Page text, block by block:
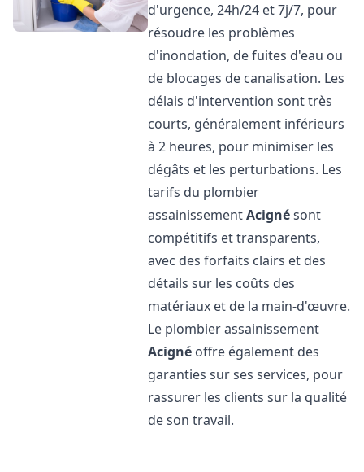
d'urgence, 24h/24 et 7j/7, pour
résoudre les problèmes
d'inondation, de fuites d'eau ou
de blocages de canalisation. Les
délais d'intervention sont très
courts, généralement inférieurs
à 2 heures, pour minimiser les
dégâts et les perturbations. Les
tarifs du plombier
assainissementAcignésont
compétitifs et transparents,
avec des forfaits clairs et des
détails sur les coûts des
matériaux et de la main-d'œuvre.
Le plombier assainissement
Acigné offre également des
garanties sur ses services, pour
rassurer les clients sur la qualité
de son travail.